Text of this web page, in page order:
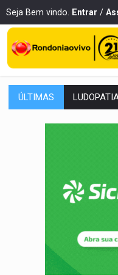
Seja Bem vindo. Entrar /
ÚLTIMAS
OVNIS NA
ACABOU
BOLSAS
VÍDEO: